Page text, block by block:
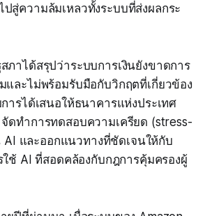
ปสู่ความล้มเหลวทั้งระบบที่ส่งผลกระ
ภาได้สรุปว่าระบบการเงินยังขาดการ
และไม่พร้อมรับมือกับวิกฤตที่เกี่ยวข้อง
ารได้เสนอให้ธนาคารแห่งประเทศ
จัดทำการทดสอบความเครียด (stress-
AI และออกแนวทางที่ชัดเจนให้กับ
ใช้ AI ที่สอดคล้องกับกฎการคุ้มครองผู้